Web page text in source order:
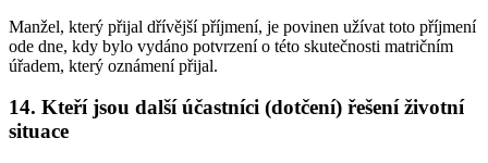
Manžel, který přijal dřívější příjmení, je povinen užívat toto příjmení
ode dne, kdy bylo vydáno potvrzení o této skutečnosti matričním
úřadem, který oznámení přijal.
14. Kteří jsou další účastníci (dotčení) řešení životní
situace